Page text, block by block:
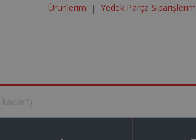
Ürünlerim Yedek Parça Siparişlerim